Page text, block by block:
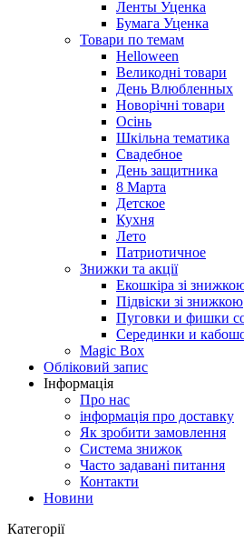
Ленты Уценка
Бумага Уценка
Товари по темам
Helloween
Великодні товари
День Влюбленных
Новорічні товари
Осінь
Шкільна тематика
Свадебное
День защитника
8 Марта
Детское
Кухня
Лето
Патриотичное
Знижки та акції
Екошкіра зі
Підвіски зі знижкою
Пуговки и фишки
Серединки и
Magic Box
Обліковий запис
Інформація
Про нас
інформація про доставку
Як зробити замовлення
Система знижок
Часто задавані питання
Контакти
Новини
Категорії